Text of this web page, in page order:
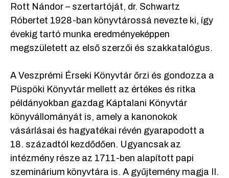
Rott Nándor – szertartóját, dr. Schwartz
Róbertet 1928-ban könyvtárossá nevezte ki, így
évekig tartó munka eredményeképpen
megszületett az első szerzői és szakkatalógus.
A Veszprémi Érseki Könyvtár őrzi és gondozza a
Püspöki Könyvtár mellett az értékes és ritka
példányokban gazdag Káptalani Könyvtár
könyvállományát is, amely a kanonokok
vásárlásai és hagyatékai révén gyarapodott a
18. századtól kezdődően. Ugyancsak az
intézmény része az 1711-ben alapított papi
szeminárium könyvtára is. A gyűjtemény magja II.